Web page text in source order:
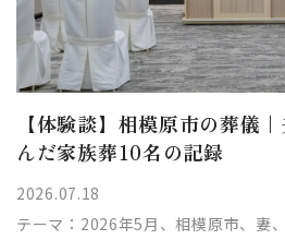
【体験談】相模原市の葬儀
んだ家族葬10名の記録
2026.07.18
テーマ： 2026年5月、相模原市、妻